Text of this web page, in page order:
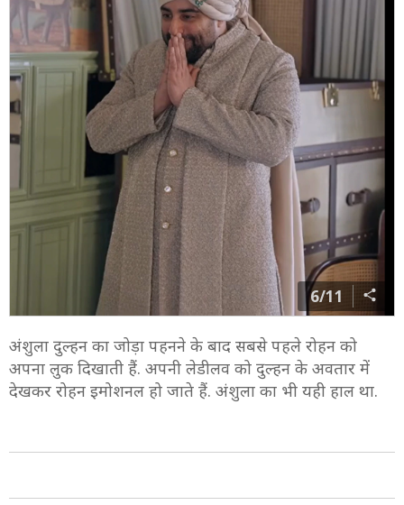
6/11
अंशुला दुल्हन का जोड़ा पहनने के बाद सबसे पहले रोहन को
अपना लुक दिखाती हैं. अपनी लेडीलव को दुल्हन के अवतार में
देखकर रोहन इमोशनल हो जाते हैं. अंशुला का भी यही हाल था.